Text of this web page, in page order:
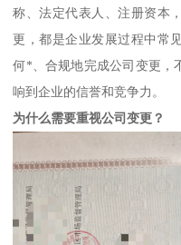
称、法定代表人、注册资本
更，都是企业发展过程中常
何*、合规地完成公司变更，
响到企业的信誉和竞争力。
为什么需要重视公司变更？